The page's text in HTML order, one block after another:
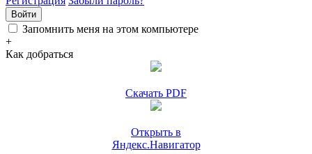
Войти
Запомнить меня на этом компьютере
+
Как добраться
Скачать PDF
Открыть в
Яндекс.Навигатор